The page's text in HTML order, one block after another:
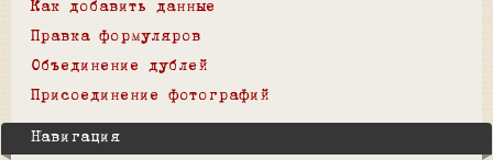
Как добавить данные
Правка формуляров
Объединение дублей
Присоединение фотографий
Навигация